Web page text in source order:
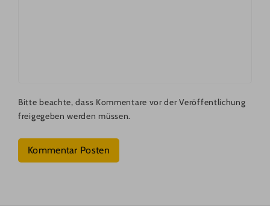
Bitte beachte, dass Kommentare vor der Veröffentlichung
freigegeben werden müssen.
Kommentar Posten
F